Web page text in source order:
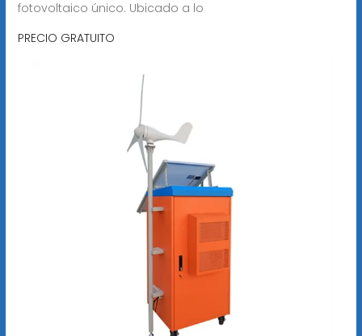
fotovoltaico único. Ubicado a lo
PRECIO GRATUITO